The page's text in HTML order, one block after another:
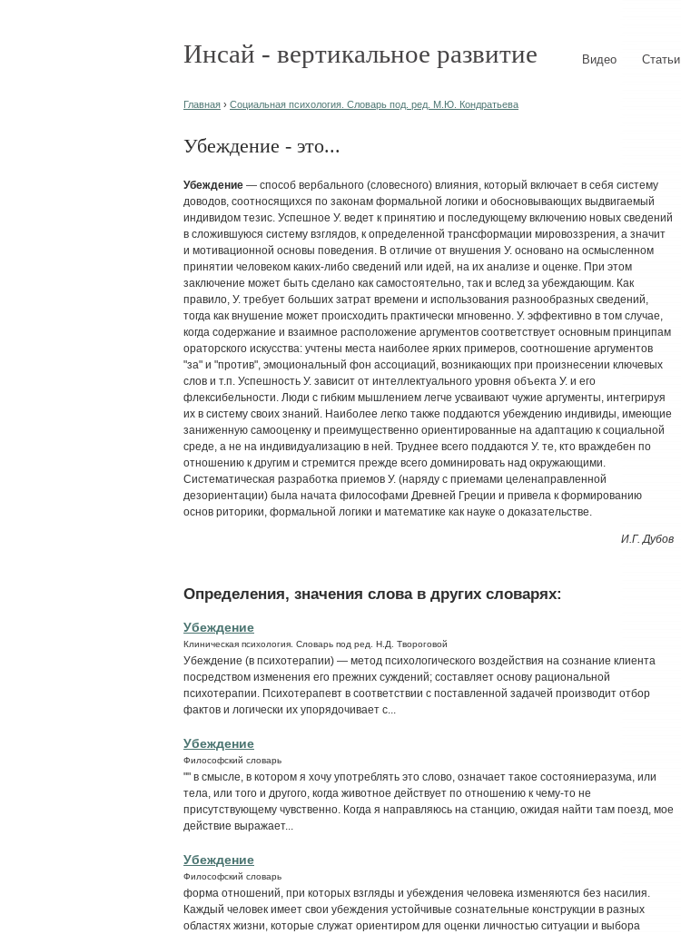
Инсай - вертикальное развитие Видео Статьи
Главная › Социальная психология. Словарь под. ред. М.Ю. Кондратьева
Убеждение - это...
Убеждение — способ вербального (словесного) влияния, который включает в себя систему
доводов, соотносящихся по законам формальной логики и обосновывающих выдвигаемый
индивидом тезис. Успешное У. ведет к принятию и последующему включению новых сведений
в сложившуюся систему взглядов, к определенной трансформации мировоззрения, а значит
и мотивационной основы поведения. В отличие от внушения У. основано на осмысленном
принятии человеком каких-либо сведений или идей, на их анализе и оценке. При этом
заключение может быть сделано как самостоятельно, так и вслед за убеждающим. Как
правило, У. требует больших затрат времени и использования разнообразных сведений,
тогда как внушение может происходить практически мгновенно. У. эффективно в том случае,
когда содержание и взаимное расположение аргументов соответствует основным принципам
ораторского искусства: учтены места наиболее ярких примеров, соотношение аргументов
"за" и "против", эмоциональный фон ассоциаций, возникающих при произнесении ключевых
слов и т.п. Успешность У. зависит от интеллектуального уровня объекта У. и его
флексибельности. Люди с гибким мышлением легче усваивают чужие аргументы, интегрируя
их в систему своих знаний. Наиболее легко также поддаются убеждению индивиды, имеющие
заниженную самооценку и преимущественно ориентированные на адаптацию к социальной
среде, а не на индивидуализацию в ней. Труднее всего поддаются У. те, кто враждебен по
отношению к другим и стремится прежде всего доминировать над окружающими.
Систематическая разработка приемов У. (наряду с приемами целенаправленной
дезориентации) была начата философами Древней Греции и привела к формированию
основ риторики, формальной логики и математике как науке о доказательстве.
И.Г. Дубов
Определения, значения слова в других словарях:
Убеждение
Клиническая психология. Словарь под ред. Н.Д. Твороговой
Убеждение (в психотерапии) — метод психологического воздействия на сознание клиента
посредством изменения его прежних суждений; составляет основу рациональной
психотерапии. Психотерапевт в соответствии с поставленной задачей производит отбор
фактов и логически их упорядочивает с...
Убеждение
Философский словарь
"" в смысле, в котором я хочу употреблять это слово, означает такое состояниеразума, или
тела, или того и другого, когда животное действует по отношению к чему-то не
присутствующему чувственно. Когда я направляюсь на станцию, ожидая найти там поезд, мое
действие выражает...
Убеждение
Философский словарь
форма отношений, при которых взгляды и убеждения человека изменяются без насилия.
Каждый человек имеет свои убеждения устойчивые сознательные конструкции в разных
областях жизни, которые служат ориентиром для оценки личностью ситуации и выбора